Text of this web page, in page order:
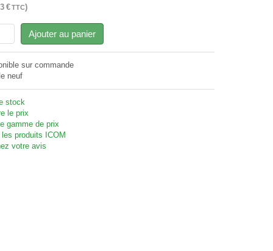
€TTC
Ajouter au panier
sur commande
neuf
stock
le prix
gamme de prix
les produits ICOM
votre avis